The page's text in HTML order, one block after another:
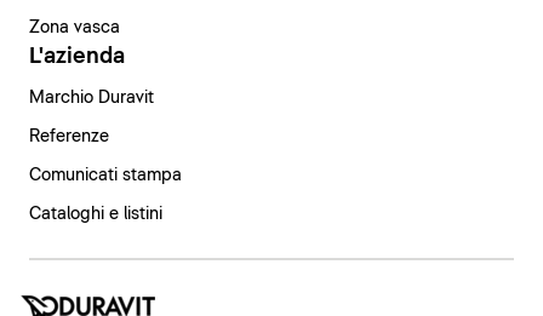
Zona vasca
L'azienda
Marchio Duravit
Referenze
Comunicati stampa
Cataloghi e listini